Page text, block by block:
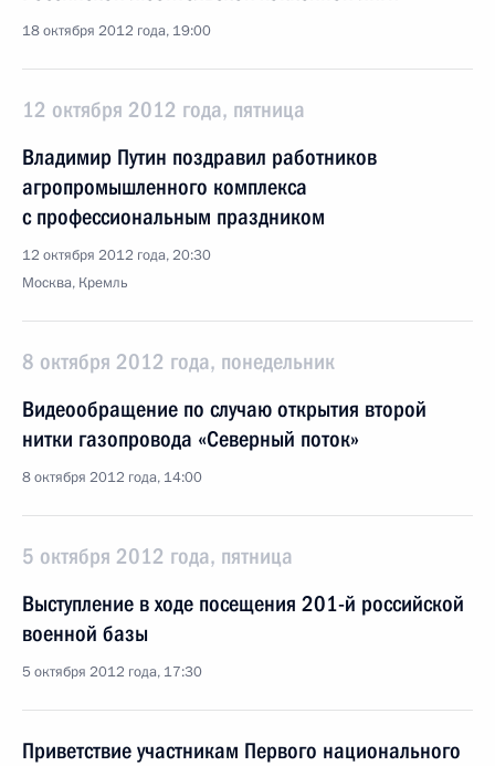
18 октября 2012 года, 19:00
12 октября 2012 года, пятница
Владимир Путин поздравил работников
агропромышленного комплекса
с профессиональным праздником
12 октября 2012 года, 20:30
Москва, Кремль
8 октября 2012 года, понедельник
Видеообращение по случаю открытия второй
нитки газопровода «Северный поток»
8 октября 2012 года, 14:00
5 октября 2012 года, пятница
Выступление в ходе посещения 201-й российской
военной базы
5 октября 2012 года, 17:30
Приветствие участникам Первого национального